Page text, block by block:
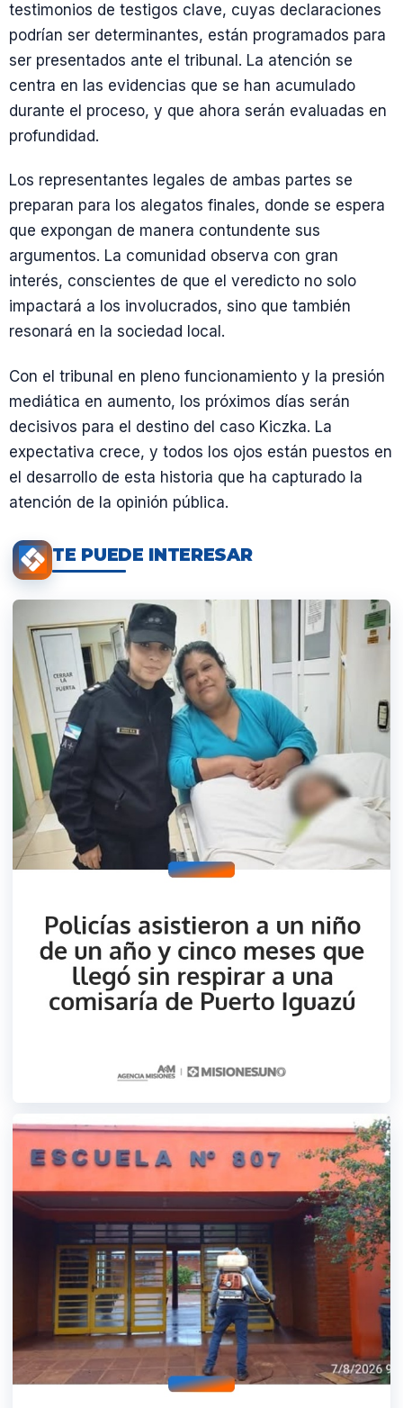
testimonios de testigos clave, cuyas declaraciones
podrían ser determinantes, están programados para
ser presentados ante el tribunal. La atención se
centra en las evidencias que se han acumulado
durante el proceso, y que ahora serán evaluadas en
profundidad.
Los representantes legales de ambas partes se
preparan para los alegatos finales, donde se espera
que expongan de manera contundente sus
argumentos. La comunidad observa con gran
interés, conscientes de que el veredicto no solo
impactará a los involucrados, sino que también
resonará en la sociedad local.
Con el tribunal en pleno funcionamiento y la presión
mediática en aumento, los próximos días serán
decisivos para el destino del caso Kiczka. La
expectativa crece, y todos los ojos están puestos en
el desarrollo de esta historia que ha capturado la
atención de la opinión pública.
TE PUEDE INTERESAR